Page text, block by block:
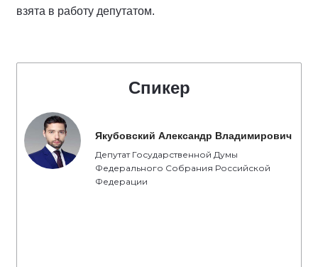
взята в работу депутатом.
Спикер
Якубовский Александр Владимирович
Депутат Государственной Думы
Федерального Собрания Российской
Федерации